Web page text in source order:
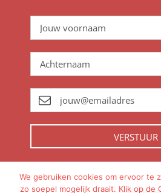
VERSTUUR
We gebruiken cookies om ervoor te
zo soepel mogelijk draait. Klik op de